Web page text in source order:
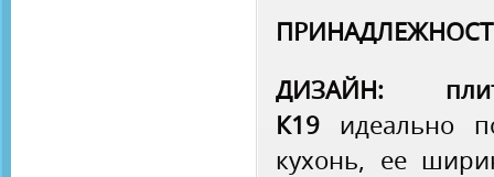
ДИЗАЙН:
К19 идеально
кухонь, ее